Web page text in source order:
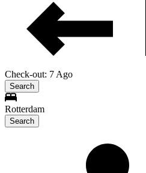
Check-out: 7 Ago
Search
Rotterdam
Search